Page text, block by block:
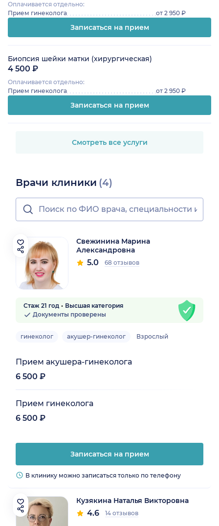
Оплачивается отдельно:
Прием гинеколога
от 2 950 ₽
Записаться на прием
Биопсия шейки матки (хирургическая)
4 500 ₽
Оплачивается отдельно:
Прием гинеколога
от 2 950 ₽
Записаться на прием
Смотреть все услуги
Врачи клиники (4)
Свежинина Марина
Александровна
5.0 68 отзывов
Стаж 21 год
Высшая категория
Документы проверены
гинеколог акушер-гинеколог Взрослый
Прием акушера-гинеколога
6 500 ₽
Прием гинеколога
6 500 ₽
Записаться на прием
В клинику можно записаться только по телефону
Кузякина Наталья Викторовна
4.6 14 отзывов